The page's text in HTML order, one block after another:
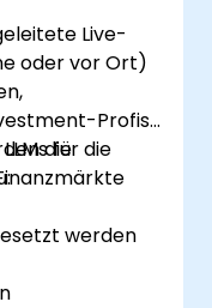
Live-
oder vor Ort)
Profis
für die
die
werden